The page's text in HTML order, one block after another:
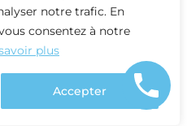
notre trafic. En
consentez à notre
plus
Accepter